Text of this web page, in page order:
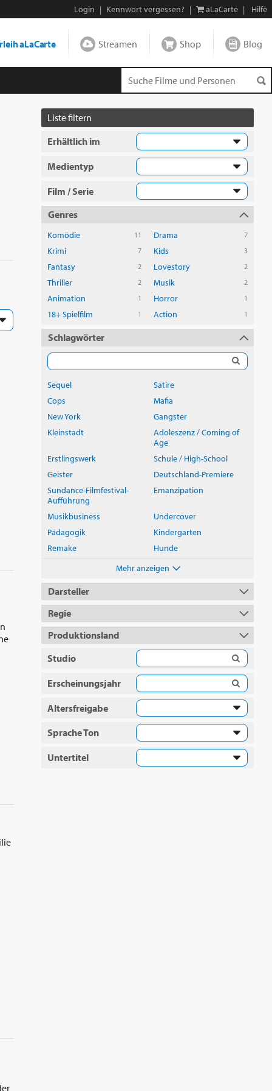
Login | Kennwort vergessen? | aLaCarte | Hilfe
aLaCarte Streamen Shop Blog
Liste filtern
Erhältlich im
Medientyp
Film / Serie
Genres
Komödie 11 Drama 7
Krimi 7 Kids 3
Fantasy 2 Lovestory 2
Thriller 2 Musik 2
Animation 1 Horror 1
18+ Spielfilm 1 Action 1
Schlagwörter
Sequel
Satire
Cops
Mafia
New York
Gangster
Kleinstadt
Adoleszenz / Coming of
Age
Erstlingswerk
Schule / High-School
Geister
Deutschland-Premiere
Sundance-Filmfestival-
Aufführung
Emanzipation
Musikbusiness
Undercover
Pädagogik
Kindergarten
Remake
Hunde
Mehr anzeigen
Darsteller
Regie
Produktionsland
Studio
Erscheinungsjahr
Altersfreigabe
Sprache Ton
Untertitel